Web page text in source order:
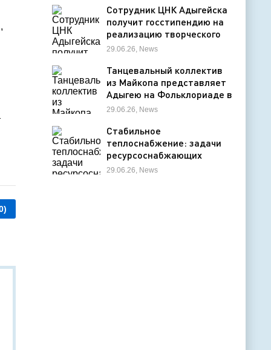
Сотрудник ЦНК Адыгейска
получит госстипендию на
реализацию творческого
проекта в области
29.06.26, News
Танцевальный коллектив
из Майкопа представляет
Адыгею на Фольклориаде в
Уфе
29.06.26, News
Стабильное
теплоснабжение: задачи
ресурсоснабжающих
организаций
29.06.26, News